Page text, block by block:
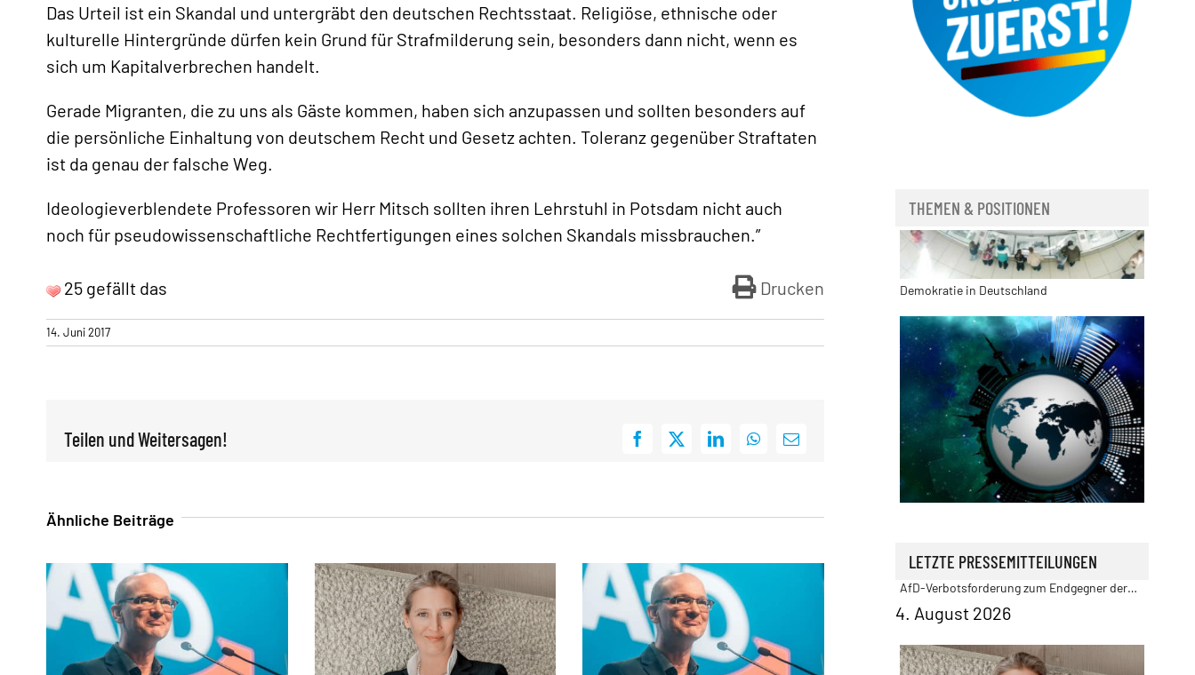
»
«
Das Urteil ist ein Skandal und untergräbt den deutschen Rechtsstaat. Religiöse, ethnische oder
kulturelle Hintergründe dürfen kein Grund für Strafmilderung sein, besonders dann nicht, wenn es
sich um Kapitalverbrechen handelt.
Gerade Migranten, die zu uns als Gäste kommen, haben sich anzupassen und sollten besonders auf
die persönliche Einhaltung von deutschem Recht und Gesetz achten. Toleranz gegenüber Straftaten
ist da genau der falsche Weg.
Ideologieverblendete Professoren wir Herr Mitsch sollten ihren Lehrstuhl in Potsdam nicht auch
noch für pseudowissenschaftliche Rechtfertigungen eines solchen Skandals missbrauchen.”
Drucken
25 gefällt das
14. Juni 2017
Teilen und Weitersagen! Facebook
X LinkedInWhatsApp
E-
Ähnliche Beiträge
THEMEN & POSITIONEN
Demokratie in Deutschland
LETZTE PRESSEMITTEILUNGEN
AfD-Verbotsforderung zum Endgegner der
freiheitlich-demokratischen Grundordnung
4. August 2026